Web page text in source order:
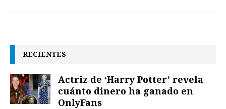
RECIENTES
Actriz de ‘Harry Potter’ revela
cuánto dinero ha ganado en
OnlyFans